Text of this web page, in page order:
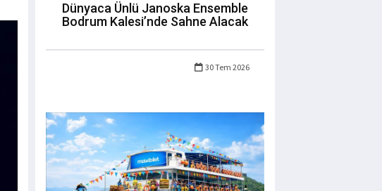
Dünyaca Ünlü Janoska Ensemble
Bodrum Kalesi’nde Sahne Alacak
30 Tem 2026